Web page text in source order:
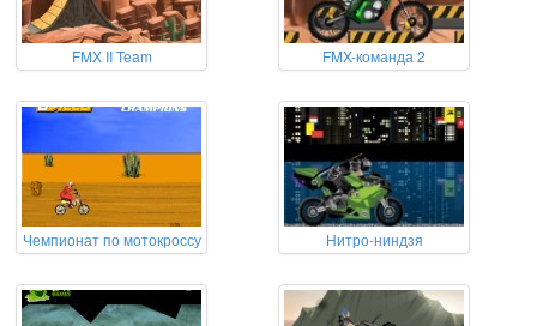
FMX II Team FMX-команда 2
Чемпионат по мотокроссу Нитро-ниндзя